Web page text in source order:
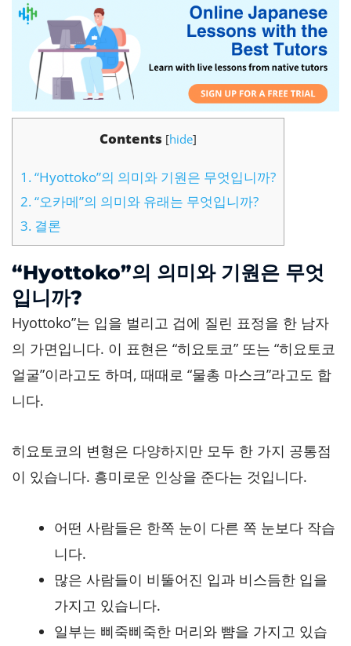
Contents [hide]
1.“Hyottoko”의 의미와 기원은 무엇입니까?
2.“오카메”의 의미와 유래는 무엇입니까?
3. 결론
“Hyottoko”의 의미와 기원은 무엇
입니까?
Hyottoko”는 입을 벌리고 겁에 질린 표정을 한 남자
의 가면입니다. 이 표현은 “히요토코” 또는 “히요토코
얼굴”이라고도 하며, 때때로 “물총 마스크”라고도 합
니다.
히요토코의 변형은 다양하지만 모두 한 가지 공통점
이 있습니다. 흥미로운 인상을 준다는 것입니다.
어떤 사람들은 한쪽 눈이 다른 쪽 눈보다 작습
니다.
많은 사람들이 비뚤어진 입과 비스듬한 입을
가지고 있습니다.
일부는 삐죽삐죽한 머리와 뺨을 가지고 있습